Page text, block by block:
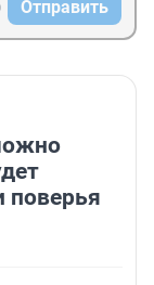
Отправить
поверья